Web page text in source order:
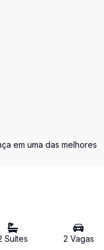
em uma das melhores
Suítes 2 Vagas